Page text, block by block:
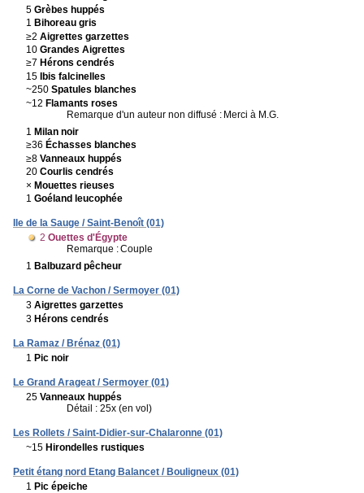
5 Grèbes huppés
1 Bihoreau gris
≥2 Aigrettes garzettes
10 Grandes Aigrettes
≥7 Hérons cendrés
15 Ibis falcinelles
~250 Spatules blanches
~12 Flamants roses
Remarque d'un auteur non diffusé : Merci à M.G.
1 Milan noir
≥36 Échasses blanches
≥8 Vanneaux huppés
20 Courlis cendrés
× Mouettes rieuses
1 Goéland leucophée
Ile de la Sauge / Saint-Benoît (01)
2 Ouettes d'Égypte
Remarque :Couple
1 Balbuzard pêcheur
La Corne de Vachon / Sermoyer (01)
3 Aigrettes garzettes
3 Hérons cendrés
La Ramaz / Brénaz (01)
1 Pic noir
Le Grand Arageat / Sermoyer (01)
25 Vanneaux huppés
Détail : 25x (en vol)
Les Rollets / Saint-Didier-sur-Chalaronne (01)
~15 Hirondelles rustiques
Petit étang nord Etang Balancet / Bouligneux (01)
1 Pic épeiche